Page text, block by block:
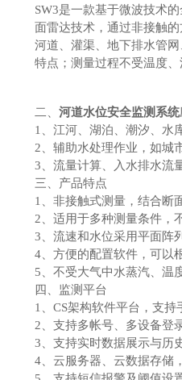
SW3是一款基于微波技术
面雷达技术，通过非接触
河道、灌渠、地下排水管
特点；测量过程不受温度
二、 河道水位安全监测系统
1、江河、湖泊、潮汐、水
2、辅助水处理作业，如城
3、流量计算、入水排水流
三、产品特点
1、非接触式测量，结合断
2、适用于多种测量条件，
3、流速和水位采用平面阵
4、方便的配置软件，可以
5、不受大气中水蒸汽、温
四、监测平台
1、CS架构软件平台，支
2、支持多帐号、多设备登
3、支持实时数据展示与历
4、云服务器、云数据存储